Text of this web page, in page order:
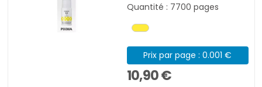
Quantité : 7700 pages
Prix par page : 0.001 €
10,90 €